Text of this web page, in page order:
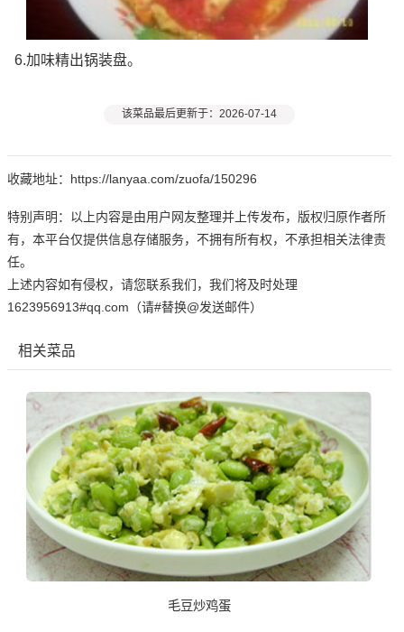
6.加味精出锅装盘。
该菜品最后更新于：2026-07-14
收藏地址：https://lanyaa.com/zuofa/150296
特别声明：以上内容是由用户网友整理并上传发布，版权归原作者所
有，本平台仅提供信息存储服务，不拥有所有权，不承担相关法律责
任。
上述内容如有侵权，请您联系我们，我们将及时处理
1623956913#qq.com（请#替换@发送邮件）
相关菜品
毛豆炒鸡蛋